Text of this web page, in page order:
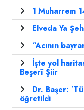
1 Muharrem
Elveda Ya
“Acının
İşte yol
Beşerî Şiir
Dr. Başer:
öğretildi